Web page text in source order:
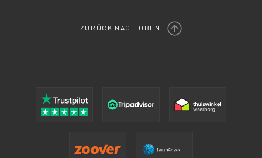
ZURÜCK NACH OBEN